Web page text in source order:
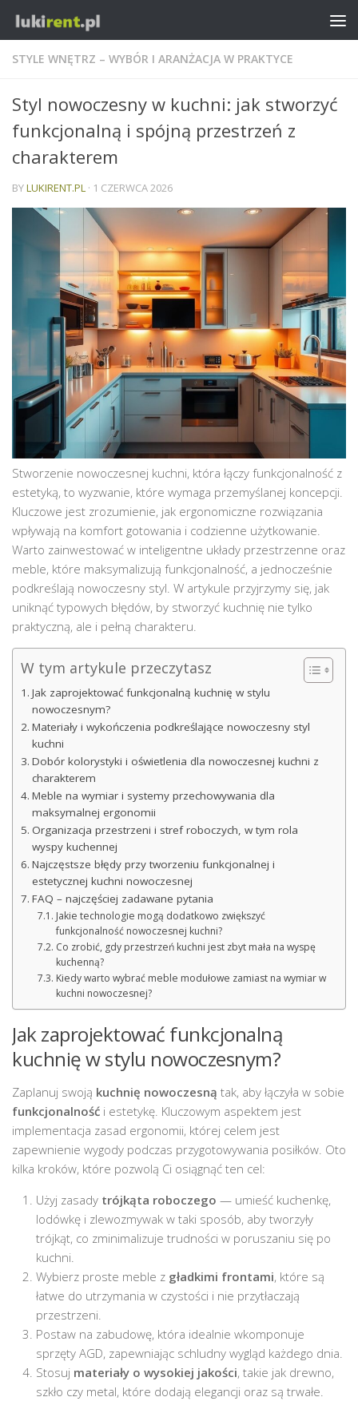
STYLE WNĘTRZ – WYBÓR I ARANŻACJA W PRAKTYCE
Styl nowoczesny w kuchni: jak stworzyć
funkcjonalną i spójną przestrzeń z
charakterem
BYLUKIRENT.PL · 1 CZERWCA 2026
Stworzenie nowoczesnej kuchni, która łączy funkcjonalność z
estetyką, to wyzwanie, które wymaga przemyślanej koncepcji.
Kluczowe jest zrozumienie, jak ergonomiczne rozwiązania
wpływają na komfort gotowania i codzienne użytkowanie.
Warto zainwestować w inteligentne układy przestrzenne oraz
meble, które maksymalizują funkcjonalność, a jednocześnie
podkreślają nowoczesny styl. W artykule przyjrzymy się, jak
uniknąć typowych błędów, by stworzyć kuchnię nie tylko
praktyczną, ale i pełną charakteru.
W tym artykule przeczytasz
Jak zaprojektować funkcjonalną kuchnię w stylu
nowoczesnym?
Materiały i wykończenia podkreślające nowoczesny styl
kuchni
Dobór kolorystyki i oświetlenia dla nowoczesnej kuchni z
charakterem
Meble na wymiar i systemy przechowywania dla
maksymalnej ergonomii
Organizacja przestrzeni i stref roboczych, w tym rola
wyspy kuchennej
Najczęstsze błędy przy tworzeniu funkcjonalnej i
estetycznej kuchni nowoczesnej
FAQ – najczęściej zadawane pytania
Jakie technologie mogą dodatkowo zwiększyć
funkcjonalność nowoczesnej kuchni?
Co zrobić, gdy przestrzeń kuchni jest zbyt mała na wyspę
kuchenną?
Kiedy warto wybrać meble modułowe zamiast na wymiar w
kuchni nowoczesnej?
Jak zaprojektować funkcjonalną
kuchnię w stylu nowoczesnym?
Zaplanuj swoją kuchnię nowoczesną tak, aby łączyła w sobie
funkcjonalność i estetykę. Kluczowym aspektem jest
implementacja zasad ergonomii, której celem jest
zapewnienie wygody podczas przygotowywania posiłków. Oto
kilka kroków, które pozwolą Ci osiągnąć ten cel:
Użyj zasady trójkąta roboczego — umieść kuchenkę,
lodówkę i zlewozmywak w taki sposób, aby tworzyły
trójkąt, co zminimalizuje trudności w poruszaniu się po
kuchni.
Wybierz proste meble z gładkimi frontami, które są
łatwe do utrzymania w czystości i nie przytłaczają
przestrzeni.
Postaw na zabudowę, która idealnie wkomponuje
sprzęty AGD, zapewniając schludny wygląd każdego dnia.
Stosuj materiały o wysokiej jakości, takie jak drewno,
szkło czy metal, które dodają elegancji oraz są trwałe.